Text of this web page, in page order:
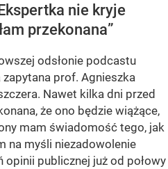
nie kryje
przekonana”
odsłonie podcastu
zapytana prof. Agnieszka
Nawet kilka dni przed
że ono będzie wiążące,
mam świadomość tego, jak
na myśli niezadowolenie
opinii publicznej już od połowy